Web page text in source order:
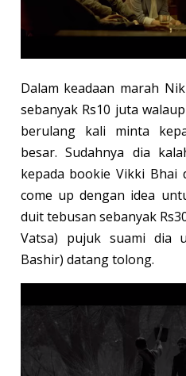
Dalam keadaan marah
sebanyak Rs10 juta
berulang kali minta
besar. Sudahnya dia
kepada bookie Vikki Bhai
come up dengan idea
duit tebusan sebanyak
Vatsa) pujuk suami dia
Bashir) datang tolong.